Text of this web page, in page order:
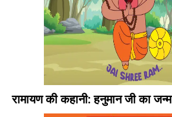
रामायण की कहानी: हनुमान जी का जन्म